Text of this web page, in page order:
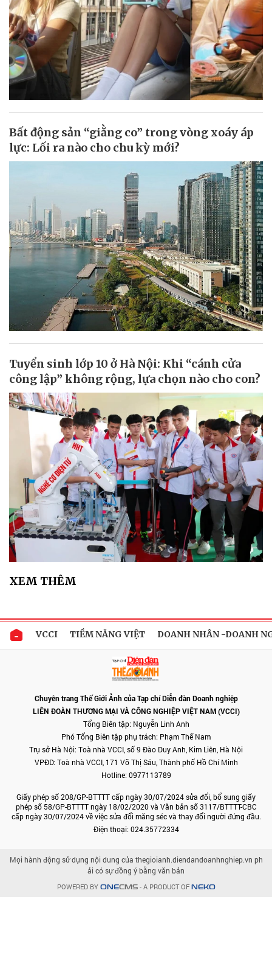
Bất động sản “giằng co” trong vòng xoáy áp
lực: Lối ra nào cho chu kỳ mới?
Tuyển sinh lớp 10 ở Hà Nội: Khi “cánh cửa
công lập” không rộng, lựa chọn nào cho con?
XEM THÊM
VCCI TIỀM NĂNG VIỆT DOANH NHÂN -DOANH
Chuyên trang Thế Giới Ảnh của Tạp chí Diễn đàn Doanh nghiệp
LIÊN ĐOÀN THƯƠNG MẠI VÀ CÔNG NGHIỆP VIỆT NAM (VCCI)
Tổng Biên tập: Nguyễn Linh Anh
Phó Tổng Biên tập phụ trách: Phạm Thế Nam
Trụ sở Hà Nội: Toà nhà VCCI, số 9 Đào Duy Anh, Kim Liên, Hà Nội
VPĐD: Toà nhà VCCI, 171 Võ Thị Sáu, Thành phố Hồ Chí Minh
Hotline: 0977113789
Giấy phép số 208/GP-BTTTT cấp ngày 30/07/2024 sửa đổi, bổ sung giấy
phép số 58/GP-BTTTT ngày 18/02/2020 và Văn bản số 3117/BTTTT-CBC
cấp ngày 30/07/2024 về việc sửa đổi măng séc và thay đổi người đứng đầu.
Điện thoại: 024.35772334
Mọi hành động sử dụng nội dung của thegioianh.diendandoanhnghiep.vn ph
ải có sự đồng ý bằng văn bản
POWERED BY ONECMS- A PRODUCT OF NEKO